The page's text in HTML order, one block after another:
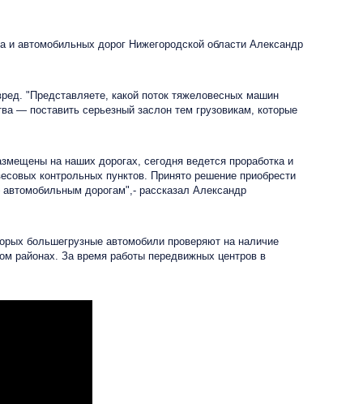
и автомобильных дорог Нижегородской области Александр
"Представляете, какой поток тяжеловесных машин
— поставить серьезный заслон тем грузовикам, которые
на наших дорогах, сегодня ведется проработка и
контрольных пунктов. Принято решение приобрести
дорогам",- рассказал Александр
большегрузные автомобили проверяют на наличие
районах. За время работы передвижных центров в